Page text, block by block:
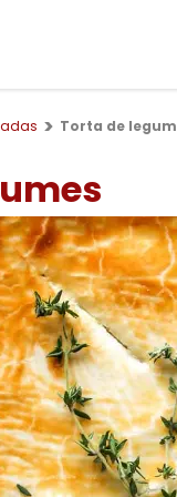
Torta de